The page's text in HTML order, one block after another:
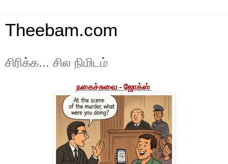
Theebam.com
சிரிக்க... சில நிமிடம்
நகைச்சுவை - ஜோக்ஸ்